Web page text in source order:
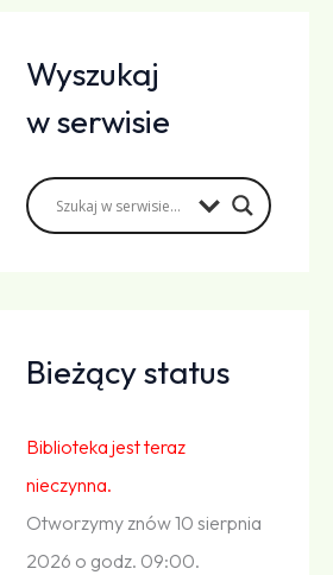
Wyszukaj
w serwisie
Bieżący status
Biblioteka jest teraz
nieczynna.
Otworzymy znów 10 sierpnia
2026 o godz. 09:00.